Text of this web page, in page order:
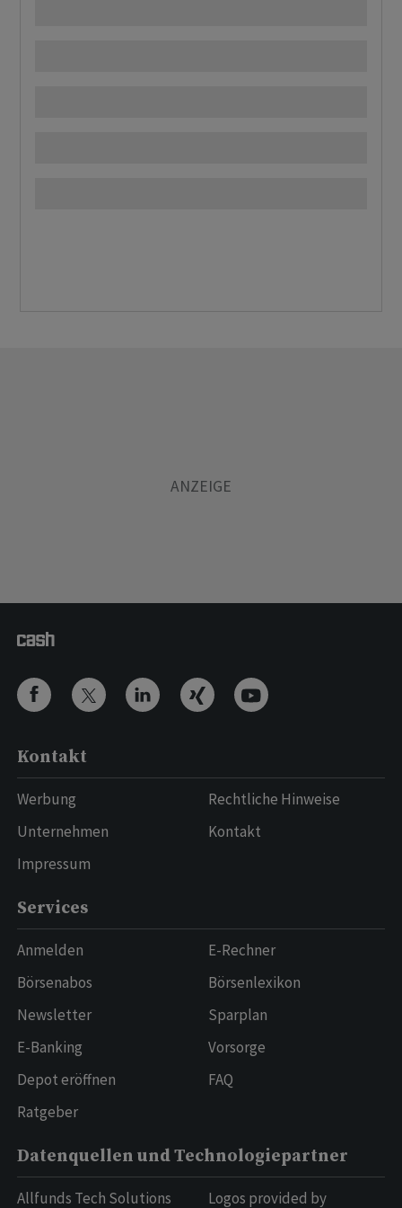
Kontakt
Werbung
Unternehmen
Impressum
Rechtliche Hinweise
Kontakt
Services
Anmelden
Börsenabos
Newsletter
E-Banking
Depot eröffnen
Ratgeber
E-Rechner
Börsenlexikon
Sparplan
Vorsorge
FAQ
Datenquellen und Technologiepartner
Allfunds Tech Solutions
Logos provided by